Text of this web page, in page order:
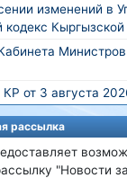
изменений в
кодекс
КР от 3 августа
рассылка
"Новости